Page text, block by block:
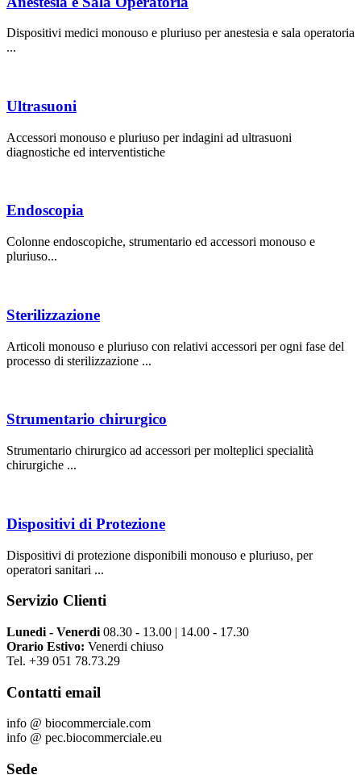
Dispositivi medici monouso e pluriuso per anestesia e sala operatoria
...
Ultrasuoni
Accessori monouso e pluriuso per indagini ad ultrasuoni
diagnostiche ed interventistiche
Endoscopia
Colonne endoscopiche, strumentario ed accessori monouso e
pluriuso...
Sterilizzazione
Articoli monouso e pluriuso con relativi accessori per ogni fase del
processo di sterilizzazione ...
Strumentario chirurgico
Strumentario chirurgico ad accessori per molteplici specialità
chirurgiche ...
Dispositivi di Protezione
Dispositivi di protezione disponibili monouso e pluriuso, per
operatori sanitari ...
Servizio Clienti
Lunedi - Venerdi 08.30 - 13.00 | 14.00 - 17.30
Orario Estivo: Venerdi chiuso
Tel. +39 051 78.73.29
Contatti email
info @ biocommerciale.com
info @ pec.biocommerciale.eu
Sede